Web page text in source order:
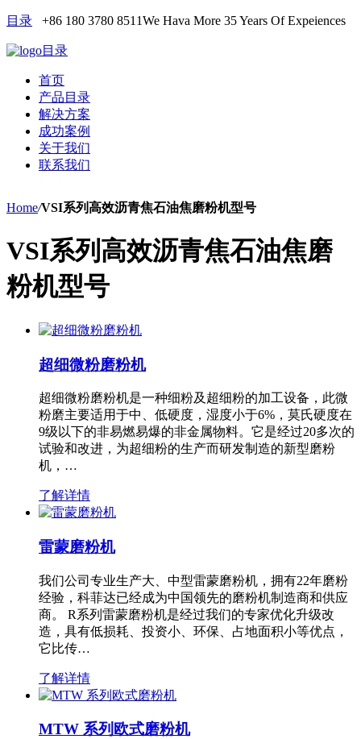
目录 +86 180 3780 8511We Hava More 35 Years Of Expeiences
目录
首页
产品目录
解决方案
成功案例
关于我们
联系我们
Home/VSI系列高效沥青焦石油焦磨粉机型号
VSI系列高效沥青焦石油焦磨
粉机型号
超细微粉磨粉机
超细微粉磨粉机是一种细粉及超细粉的加工设备，此微
粉磨主要适用于中、低硬度，湿度小于6%，莫氏硬度在
9级以下的非易燃易爆的非金属物料。它是经过20多次的
试验和改进，为超细粉的生产而研发制造的新型磨粉
机，…
了解详情
雷蒙磨粉机
我们公司专业生产大、中型雷蒙磨粉机，拥有22年磨粉
经验，科菲达已经成为中国领先的磨粉机制造商和供应
商。 R系列雷蒙磨粉机是经过我们的专家优化升级改
造，具有低损耗、投资小、环保、占地面积小等优点，
它比传…
了解详情
MTW 系列欧式磨粉机